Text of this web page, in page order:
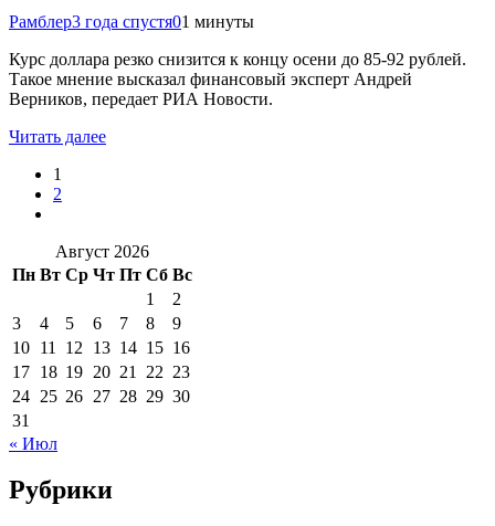
Рамблер3 года спустя01 минуты
Курс доллара резко снизится к концу осени до 85-92 рублей.
Такое мнение высказал финансовый эксперт Андрей
Верников, передает РИА Новости.
Читать далее
1
2
Август 2026
Пн Вт Ср Чт Пт Сб Вс
1
2
3
4 5 6 7 8
9
10 11 12 13 14 15 16
17 18 19 20 21 22 23
24 25 26 27 28 29 30
31
« Июл
Рубрики